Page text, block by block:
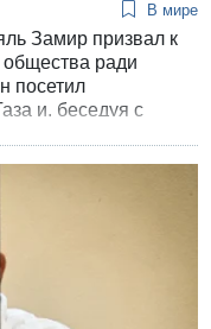
В мире
Замир призвал к
ради
посетил
и, беседуя с